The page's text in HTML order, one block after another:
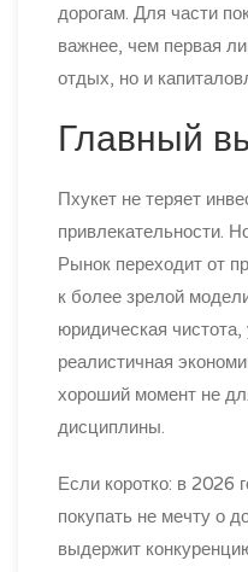
дорогам. Для части
важнее, чем первая
отдых, но и
Главный
Пхукет не теряет
привлекательности.
Рынок переходит от
к более зрелой
юридическая
реалистичная
хороший момент не
дисциплины.
Если коротко: в 2026
покупать не мечту о
выдержит